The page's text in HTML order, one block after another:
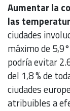
Aumentar la
las
ciudades
máximo de
podría evitar
del 1,8 % de
ciudades
atribuibles a